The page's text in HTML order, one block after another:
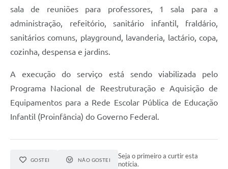
sala de reuniões para professores, 1 sala para a
administração, refeitório, sanitário infantil, fraldário,
sanitários comuns, playground, lavanderia, lactário, copa,
cozinha, despensa e jardins.
A execução do serviço está sendo viabilizada pelo
Programa Nacional de Reestruturação e Aquisição de
Equipamentos para a Rede Escolar Pública de Educação
Infantil (Proinfância) do Governo Federal.
GOSTEI NÃO GOSTEI
Seja o primeiro a curtir esta
notícia.